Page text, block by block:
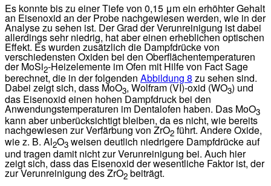
Es konnte bis zu einer Tiefe von 0,15 μm ein erhöhter Gehalt
an Eisenoxid an der Probe nachgewiesen werden, wie in der
Analyse zu sehen ist. Der Grad der Verunreinigung ist dabei
allerdings sehr niedrig, hat aber einen erheblichen optischen
Effekt. Es wurden zusätzlich die Dampfdrücke von
verschiedensten Oxiden bei den Oberflächentemperaturen
der MoSi2-Heizelemente im Ofen mit Hilfe von Fact Sage
berechnet, die in der folgenden Abbildung 8 zu sehen sind.
Dabei zeigt sich, dass MoO3, Wolfram (VI)-oxid (WO3) und
das Eisenoxid einen hohen Dampfdruck bei den
Anwendungstemperaturen im Dentalofen haben. Das MoO3
kann aber unberücksichtigt bleiben, da es nicht, wie bereits
nachgewiesen zur Verfärbung von ZrO2 führt. Andere Oxide,
wie z. B. Al2O3 weisen deutlich niedrigere Dampfdrücke auf
und tragen damit nicht zur Verunreinigung bei. Auch hier
zeigt sich, dass das Eisenoxid der wesentliche Faktor ist, der
zur Verunreinigung des ZrO2 beiträgt.